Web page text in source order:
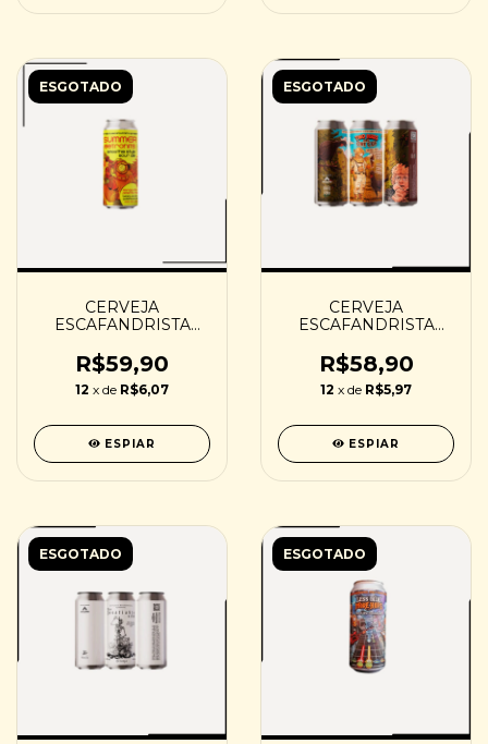
ESGOTADO
CERVEJA
ESCAFANDRISTA
ELETROHITS
SMOOTHIE STYLE
SOUR - 473ML
R$59,90
12 x de R$6,07
ESPIAR
ESGOTADO
CERVEJA
ESCAFANDRISTA
ONE CUP - 473ML
R$58,90
12 x de R$5,97
ESPIAR
ESGOTADO ESGOTADO